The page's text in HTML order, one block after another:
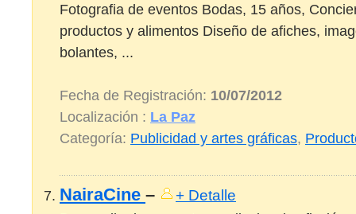
Fotografia de eventos Bodas, 15 años,
productos y alimentos Diseño de afiches,
bolantes, ...
Fecha de Registración: 10/07/2012
Localización : La Paz
Categoría: Publicidad y artes gráficas,
NairaCine –
+ Detalle